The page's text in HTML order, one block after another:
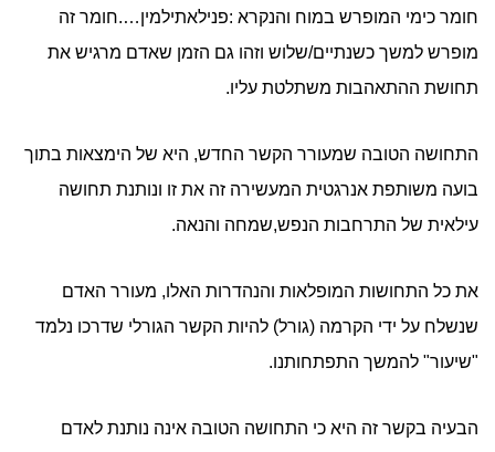
חומר כימי המופרש במוח והנקרא :פנילאתילמין….חומר זה
מופרש למשך כשנתיים/שלוש וזהו גם הזמן שאדם מרגיש את
תחושת ההתאהבות משתלטת עליו.
התחושה הטובה שמעורר הקשר החדש, היא של הימצאות בתוך
בועה משותפת אנרגטית המעשירה זה את זו ונותנת תחושה
עילאית של התרחבות הנפש,שמחה והנאה.
את כל התחושות המופלאות והנהדרות האלו, מעורר האדם
שנשלח על ידי הקרמה (גורל) להיות הקשר הגורלי שדרכו נלמד
"שיעור" להמשך התפתחותנו.
הבעיה בקשר זה היא כי התחושה הטובה אינה נותנת לאדם